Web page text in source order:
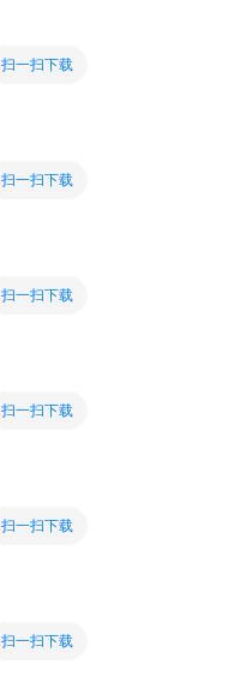
扫一扫下载
扫一扫下载
扫一扫下载
扫一扫下载
扫一扫下载
扫一扫下载